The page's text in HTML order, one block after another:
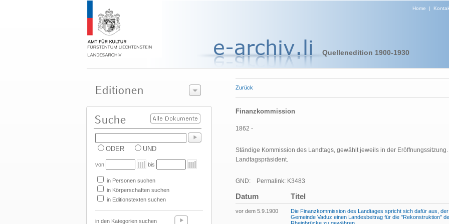
Home |
Quellenedition 1900-1930
ODER UND
von bis
in Personen suchen
in Körperschaften suchen
in Editionstexten suchen
in den Kategorien suchen
Zurück
Finanzkommission
1862 -
Ständige Kommission des Landtags, gewählt jeweils in der
Landtagspräsident.
GND: Permalink: K3483
Datum Titel
vor dem 5.9.1900
Die Finanzkommission des Landtages spricht sich dafür aus, der
Gemeinde Vaduz einen Landesbeitrag für die "Rekonstruktion"